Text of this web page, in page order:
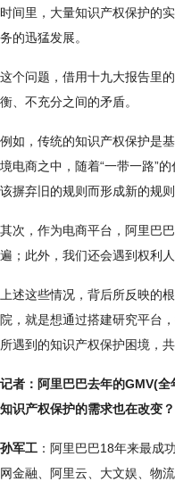
时间里，大量知识产权保护的
务的迅猛发展。
这个问题，借用十九大报告里
衡、不充分之间的矛盾。
例如，传统的知识产权保护是
境电商之中，随着“一带一路”
该摒弃旧的规则而形成新的规则
其次，作为电商平台，阿里巴
遍；此外，我们还会遇到权利
上述这些情况，背后所反映的
院，就是想通过搭建研究平台
所遇到的知识产权保护困境，
记者：阿里巴巴去年的GMV(
知识产权保护的需求也在改变？
孙军工 ：阿里巴巴18年来最成
网金融、阿里云、大文娱、物